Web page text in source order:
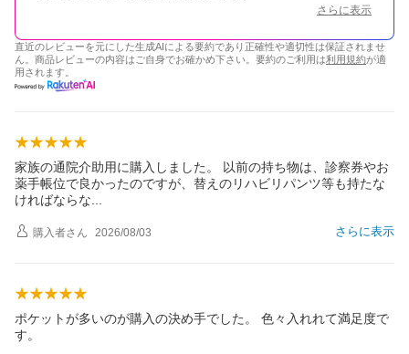
さらに表示
直近のレビューを元にした生成AIによる要約であり正確性や適切性は保証されませ
ん。商品レビューの内容はご自身でお確かめ下さい。要約のご利用は利用規約が適
用されます。
家族の通院介助用に購入しました。 以前の持ち物は、診察券やお
薬手帳位で良かったのですが、替えのリハビリパンツ等も持たな
ければならな
さらに表示
購入者さん 2026/08/03
ポケットが多いのが購入の決め手でした。 色々入れれて満足度で
す。